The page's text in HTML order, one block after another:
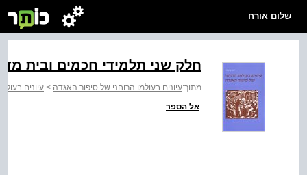
שלום אורח
חלק שני תלמידי חכמים ובית
מתוך:עיונים בעולמו הרוחני של סיפור האגדה > עיונים
אל הספר